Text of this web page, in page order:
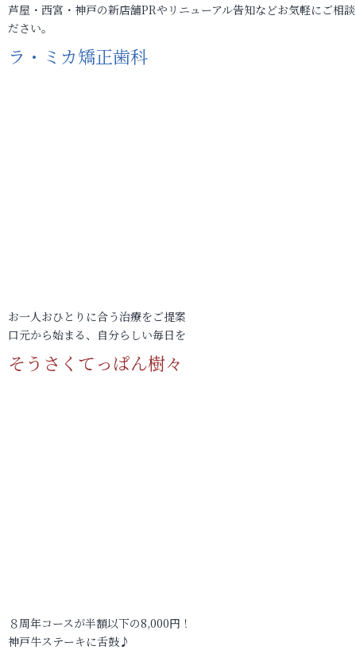
芦屋・西宮・神戸の新店舗PRやリニューアル告知などお気軽にご相
ださい。
ラ・ミカ矯正歯科
お一人おひとりに合う治療をご提案
口元から始まる、自分らしい毎日を
そうさくてっぱん樹々
８周年コースが半額以下の8,000円！
神戸牛ステーキに舌鼓♪